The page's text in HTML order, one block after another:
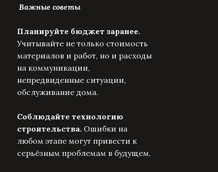
Важные советы
Планируйте бюджет заранее.
Учитывайте не только стоимость
материалов и работ, но и расходы
на коммуникации,
непредвиденные ситуации,
обслуживание дома.
Соблюдайте технологию
строительства. Ошибки на
любом этапе могут привести к
серьёзным проблемам в будущем.